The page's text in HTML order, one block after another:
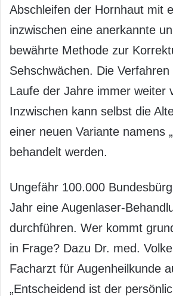
Abschleifen der Hornhaut mit
inzwischen eine anerkannte
bewährte Methode zur
Sehschwächen. Die
Laufe der Jahre immer weiter
Inzwischen kann selbst die
einer neuen Variante namens
behandelt werden.
Ungefähr 100.000
Jahr eine Augenlaser-
durchführen. Wer kommt
in Frage? Dazu Dr. med.
Facharzt für Augenheilkunde
„Entscheidend ist der